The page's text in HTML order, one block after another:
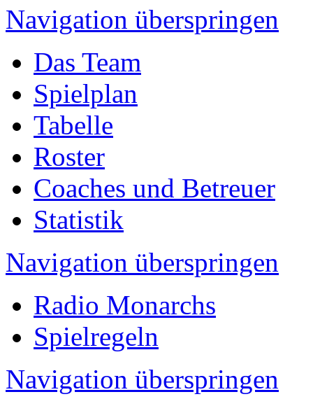
Navigation überspringen
Das Team
Spielplan
Tabelle
Roster
Coaches und Betreuer
Statistik
Navigation überspringen
Radio Monarchs
Spielregeln
Navigation überspringen